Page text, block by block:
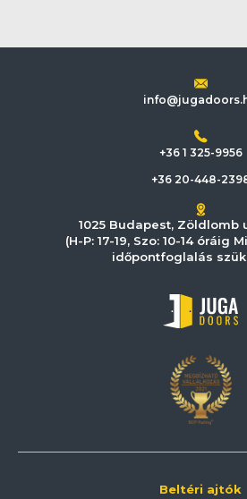
+36 1 325-9956
+36 20-448-
1025 Budapest, Zöldlomb
(H-P: 17-19, Szo: 10-14 óráig
időpontfoglalás
Beltéri ajtók